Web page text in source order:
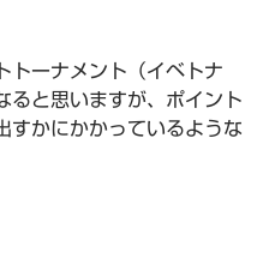
トーナメント（イベトナ
ると思いますが、ポイント
すかにかかっているような
道杯イベントトーナメント